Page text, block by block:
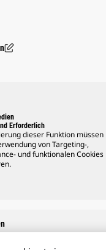
Erforderlich
dieser Funktion müssen
von Targeting-,
und funktionalen Cookies